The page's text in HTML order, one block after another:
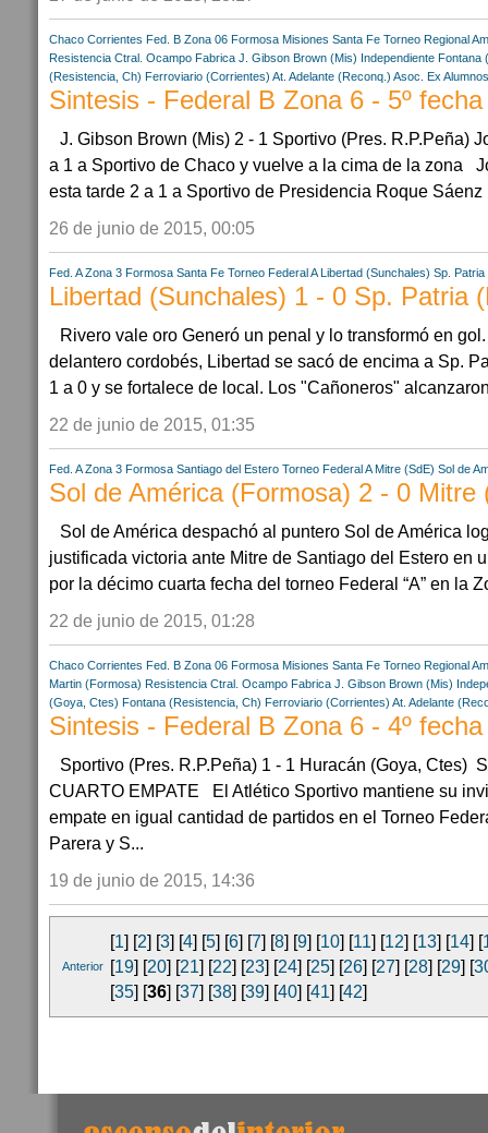
Chaco Corrientes Fed. B Zona 06 Formosa Misiones Santa Fe Torneo Regional
Resistencia Ctral. Ocampo Fabrica J. Gibson Brown (Mis) Independiente Fontana
(Resistencia, Ch) Ferroviario (Corrientes) At. Adelante (Reconq.) Asoc. Ex
Sintesis - Federal B Zona 6 - 5º fecha
J. Gibson Brown (Mis) 2 - 1 Sportivo (Pres. R.P.Peña)
a 1 a Sportivo de Chaco y vuelve a la cima de la zona
esta tarde 2 a 1 a Sportivo de Presidencia Roque
26 de junio de 2015, 00:05
Fed. A Zona 3 Formosa Santa Fe Torneo Federal A Libertad (Sunchales) Sp.
Libertad (Sunchales) 1 - 0 Sp. Patria
Rivero vale oro Generó un penal y lo transformó en
delantero cordobés, Libertad se sacó de encima a Sp.
1 a 0 y se fortalece de local. Los "Cañoneros"
22 de junio de 2015, 01:35
Fed. A Zona 3 Formosa Santiago del Estero Torneo Federal A Mitre (SdE) Sol de
Sol de América (Formosa) 2 - 0 Mitre
Sol de América despachó al puntero Sol de América
justificada victoria ante Mitre de Santiago del Estero en
por la décimo cuarta fecha del torneo Federal “A” en la
22 de junio de 2015, 01:28
Chaco Corrientes Fed. B Zona 06 Formosa Misiones Santa Fe Torneo Regional
Martin (Formosa) Resistencia Ctral. Ocampo Fabrica J. Gibson Brown (Mis)
(Goya, Ctes) Fontana (Resistencia, Ch) Ferroviario (Corrientes) At. Adelante
Sintesis - Federal B Zona 6 - 4º fecha
Sportivo (Pres. R.P.Peña) 1 - 1 Huracán (Goya, Ctes)
CUARTO EMPATE El Atlético Sportivo mantiene su
empate en igual cantidad de partidos en el Torneo
Parera y S...
19 de junio de 2015, 14:36
Anterior
[1] [2] [3] [4] [5] [6] [7] [8] [9] [10] [11] [12] [13] [14] [
[19] [20] [21] [22] [23] [24] [25] [26] [27] [28] [29] [
[35] [36] [37] [38] [39] [40] [41] [42]